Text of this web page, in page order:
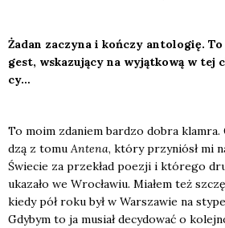
Żadan zaczy­na i koń­czy anto­lo­gię.
gest, wska­zu­ją­cy na wyjąt­ko­wą w
cy…
To moim zda­niem bar­dzo dobra
dzą z tomuAnte­na, któ­ry przy­niósł mi
Świe­cie za prze­kład poezji i któ­re­go
uka­za­ło we Wro­cła­wiu. Mia­łem też
kie­dy pół roku był w War­sza­wie na
Gdy­bym to ja musiał decy­do­wać o